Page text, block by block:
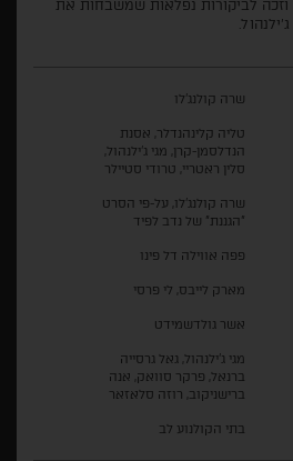
לביקורות נפלאות שמשבחות את
שרה קולנג'לו
טליה קלינהנדלר, אסנת
הנדלסמן-קרן, מגי ג'ילנהול,
סלין ראטריי, טרודי סטיילר
שרה קולנג'לו, על-פי הסרט
"הגננת" של נדב לפיד
פפה אווילה דל פינו
מארק לייבס, לי פרסי
אשר גולדשמידט
מגי ג'ילנהול, גאל גרסייה
ברנאל, פרקר סוואק, אנה
ברישניקוב, רוזה סלאזאר
בתי הקולנוע לב